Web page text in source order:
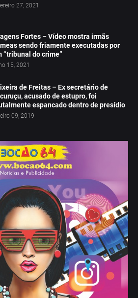
27, 2021
Fortes – Vídeo mostra irmãs
sendo friamente executadas por
“tribunal do crime”
15, 2021
de Freitas – Ex secretário de
acusado de estupro, foi
espancado dentro de presídio
09, 2019